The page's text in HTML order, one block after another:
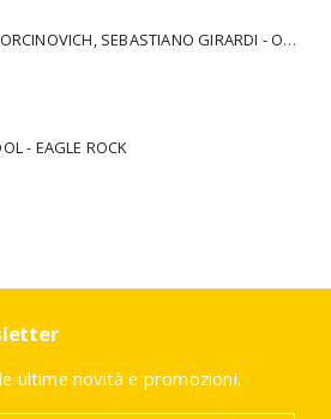
MATTEO TORCINOVICH, SEBASTIANO GIRARDI - OUTSIDE THE LINES: LOST PHOTOGRAPHS OF PUNK AND NEW WAVE'S MOST ICONIC ALBUMS
- EAGLE ROCK
ultime novità e promozioni.